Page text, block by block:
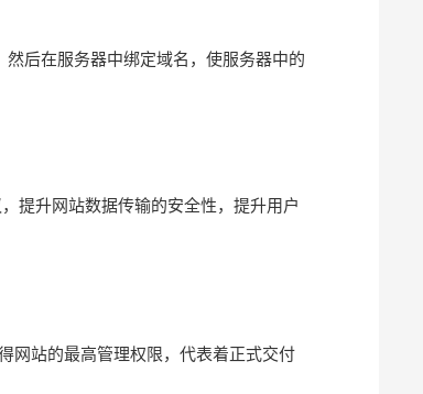
后在服务器中绑定域名，使服务器中的
提升网站数据传输的安全性，提升用户
站的最高管理权限，代表着正式交付